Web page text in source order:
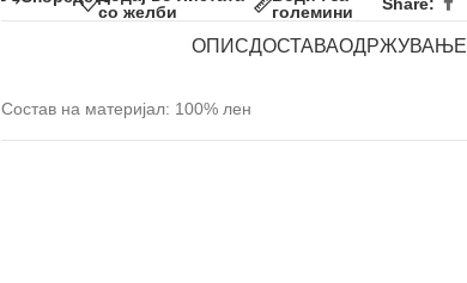
со желби
големини
ОПИСДОСТАВАОДРЖУВАЊЕ
Состав на материјал: 100% лен